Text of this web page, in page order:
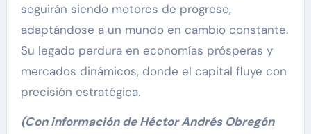
seguirán siendo motores de progreso,
adaptándose a un mundo en cambio constante.
Su legado perdura en economías prósperas y
mercados dinámicos, donde el capital fluye con
precisión estratégica.
(Con información de Héctor Andrés Obregón